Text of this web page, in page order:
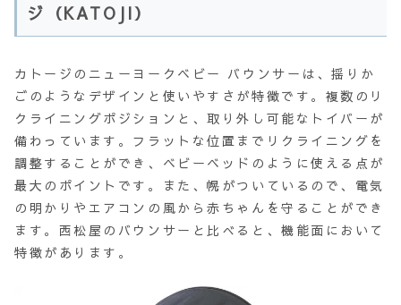
ジ（KATOJI）
カトージのニューヨークベビー バウンサーは、揺りか
ごのようなデザインと使いやすさが特徴です。複数のリ
クライニングポジションと、取り外し可能なトイバーが
備わっています。フラットな位置までリクライニングを
調整することができ、ベビーベッドのように使える点が
最大のポイントです。また、幌がついているので、電気
の明かりやエアコンの風から赤ちゃんを守ることができ
ます。西松屋のバウンサーと比べると、機能面において
特徴があります。